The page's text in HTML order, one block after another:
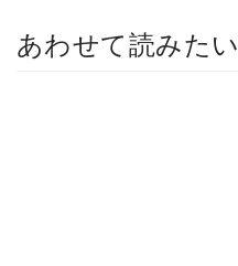
あわせて読みたい